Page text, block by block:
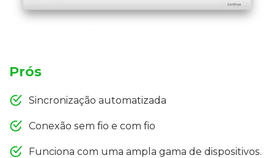
Prós
Sincronização automatizada
Conexão sem fio e com fio
Funciona com uma ampla gama de dispositivos.